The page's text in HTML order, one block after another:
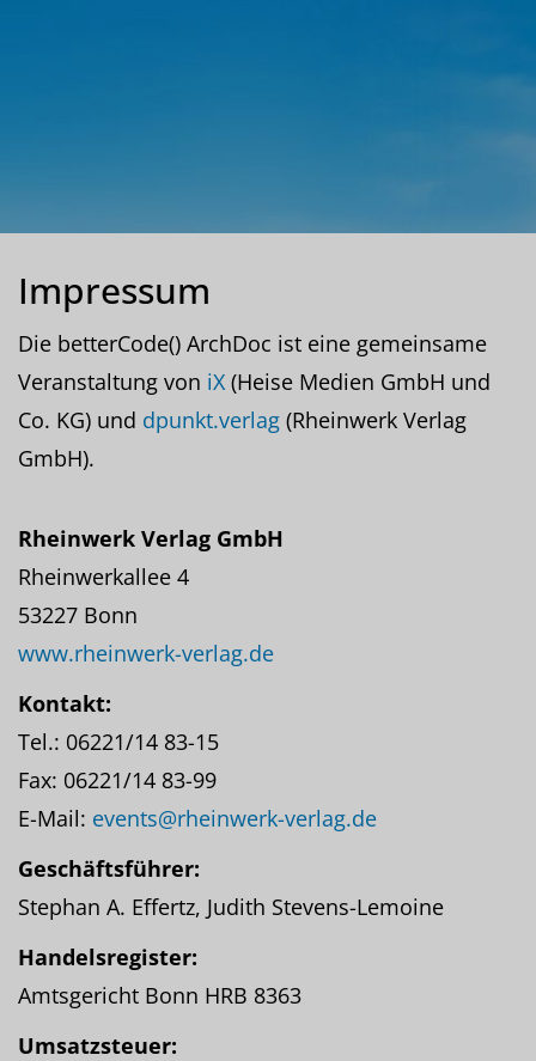
Impressum
Die betterCode() ArchDoc ist eine gemeinsame
Veranstaltung von iX (Heise Medien GmbH und
Co. KG) und dpunkt.verlag (Rheinwerk Verlag
GmbH).
Rheinwerk Verlag GmbH
Rheinwerkallee 4
53227 Bonn
www.rheinwerk-verlag.de
Kontakt:
Tel.: 06221/14 83-15
Fax: 06221/14 83-99
E-Mail: events@rheinwerk-verlag.de
Geschäftsführer:
Stephan A. Effertz, Judith Stevens-Lemoine
Handelsregister:
Amtsgericht Bonn HRB 8363
Umsatzsteuer: